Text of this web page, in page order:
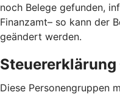
noch Belege gefunden,
Finanzamt– so kann der
geändert werden.
Diese Personengruppen